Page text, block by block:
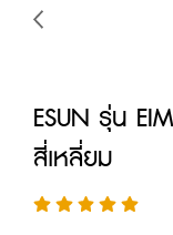
ESUN รุ่น
สี่เหลี่ยม